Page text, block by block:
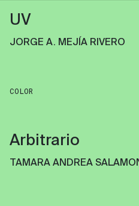
UV
JORGE A. MEJÍA RIVERO
COLOR
Arbitrario
TAMARA ANDREA